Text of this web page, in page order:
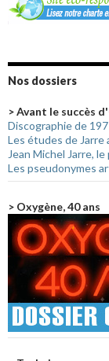
Nos dossiers
> Avant le succès
Discographie de
Les études de Jarre
Jean Michel Jarre,
Les pseudonymes
> Oxygène, 40 ans